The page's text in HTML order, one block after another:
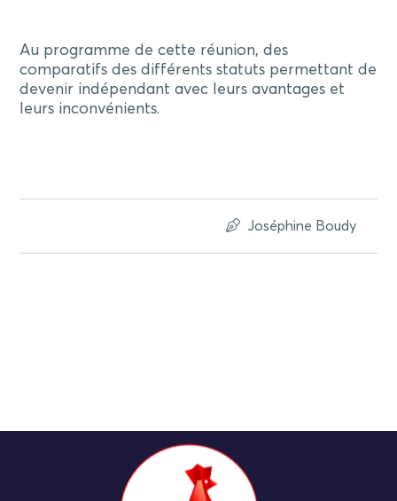
Au programme de cette réunion, des
comparatifs des différents statuts permettant de
devenir indépendant avec leurs avantages et
leurs inconvénients.
Joséphine Boudy